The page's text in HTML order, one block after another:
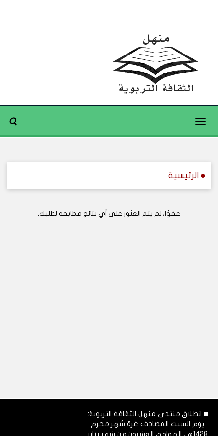
Toggle
● الرئيسية
عفوًا، لم يتم العثور على أي نتائج مطابقة لطلبك.
■ انطلاق منتدى منهل الثقافة التربوية:
يوم السبت المصادف غرة شهر محرم
1428هـ، الموافق العشرون من شهر يناير